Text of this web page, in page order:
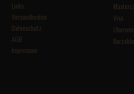
Links
Versandkosten
Datenschutz
AGB
Impressum
Visa